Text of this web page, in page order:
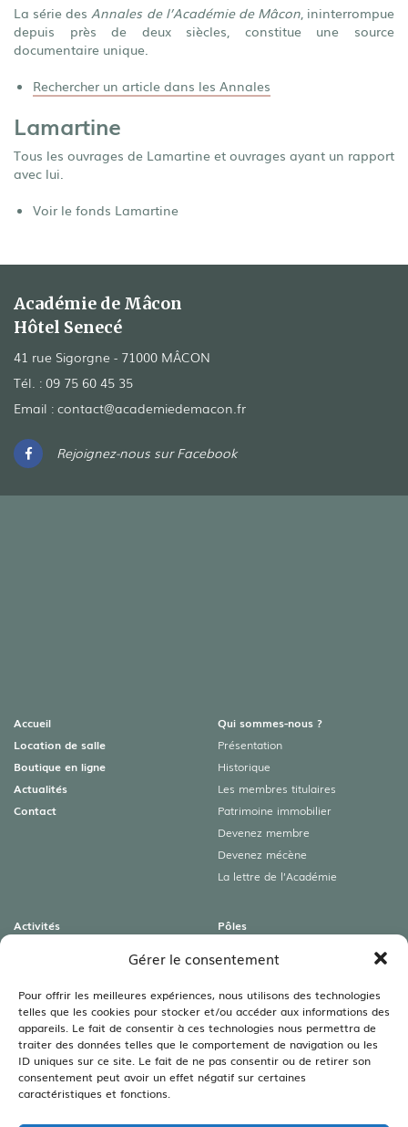
Gérer le consentement
Pour offrir les meilleures expériences, nous utilisons des technologies
telles que les cookies pour stocker et/ou accéder aux informations des
appareils. Le fait de consentir à ces technologies nous permettra de
traiter des données telles que le comportement de navigation ou les
ID uniques sur ce site. Le fait de ne pas consentir ou de retirer son
consentement peut avoir un effet négatif sur certaines
caractéristiques et fonctions.
La série desAnnales de l’Académie de Mâcon, ininterrompue
depuis près de deux siècles, constitue une source
documentaire unique.
Rechercher un article dans les Annales
Lamartine
Tous les ouvrages de Lamartine et ouvrages ayant un rapport
avec lui.
Voir le fonds Lamartine
Académie de Mâcon
Hôtel Senecé
41 rue Sigorgne - 71000 MÂCON
Tél. : 09 75 60 45 35
Email : contact@academiedemacon.fr
Rejoignez-nous sur Facebook
Accueil
Location de salle
Boutique en ligne
Actualités
Contact
Qui sommes-nous ?
Présentation
Historique
Les membres titulaires
Patrimoine immobilier
Devenez membre
Devenez mécène
La lettre de l’Académie
Activités
Expositions
Visites guidées
Rencontres autour du livre
Pôles
Art roman & Autres patrimoines
Lamartine
Littéraire
Sciences
Viticulture – Agriculture –
Environnement